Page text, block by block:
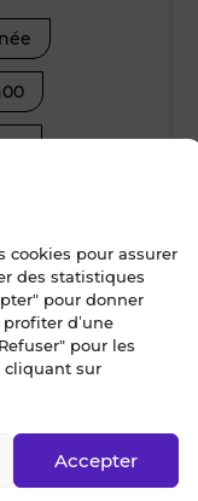
cookies pour assurer
des statistiques
pour donner
d’une
pour les
cliquant sur
Accepter
12h00 -